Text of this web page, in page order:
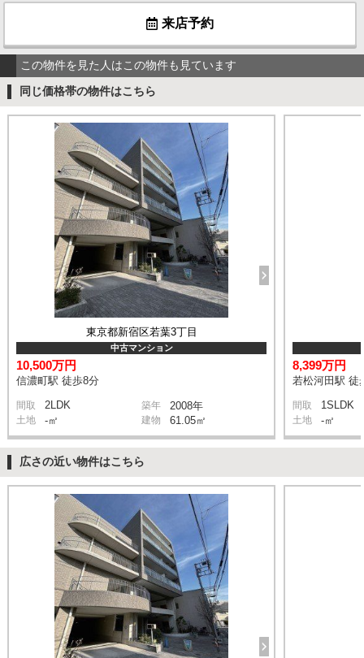
来店予約
この物件を見た人はこの物件も見ています
同じ価格帯の物件はこちら
東京都新宿区若葉3丁目
中古マンション
10,500万円
信濃町駅 徒歩8分
間取 2LDK 築年 2008年
土地 -㎡ 建物 61.05㎡
8,399万円
若松河田駅 徒
間取 1SLDK
土地 -㎡
広さの近い物件はこちら